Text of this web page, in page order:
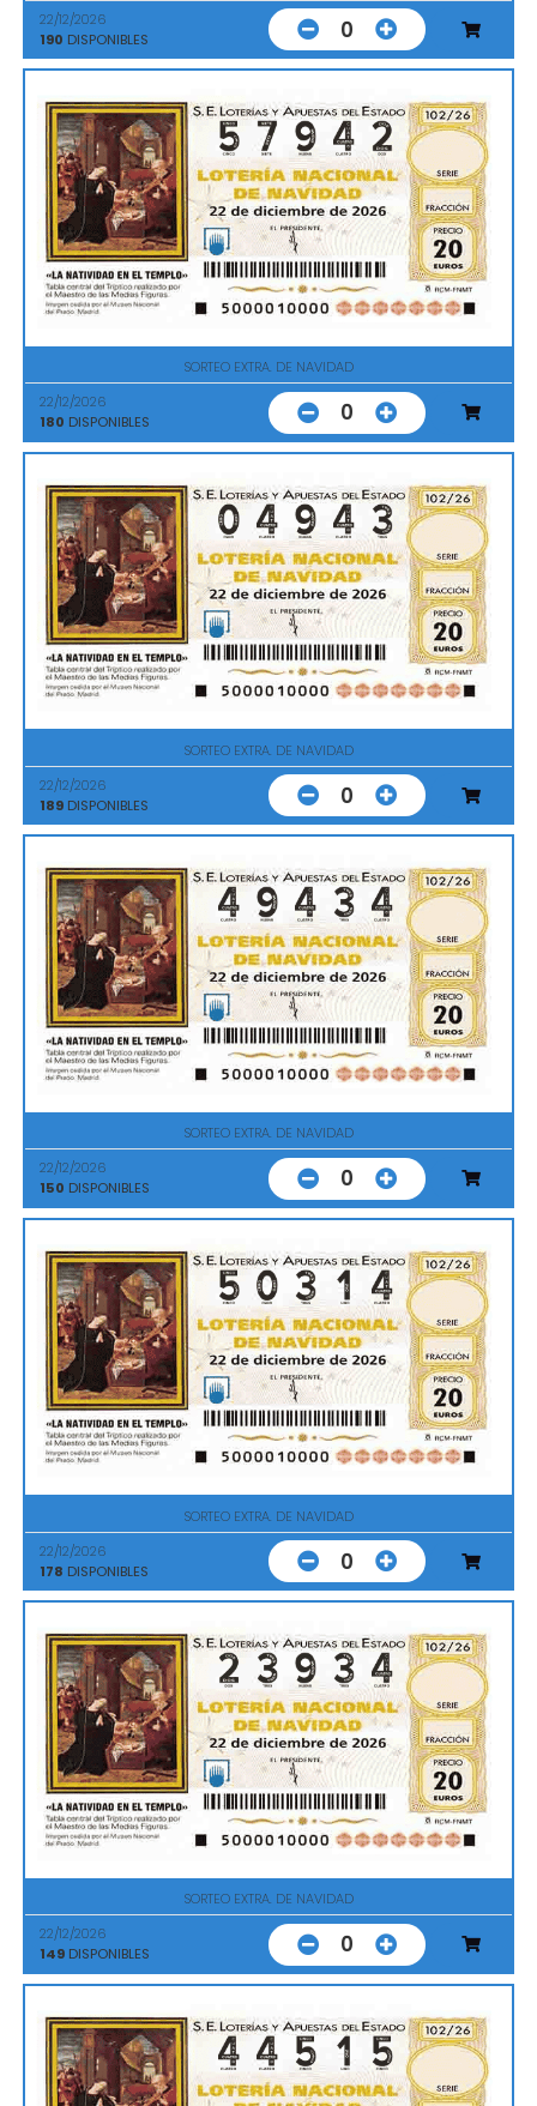
22/12/2026
190 DISPONIBLES 0
SORTEO EXTRA. DE NAVIDAD
22/12/2026
180 DISPONIBLES 0
SORTEO EXTRA. DE NAVIDAD
22/12/2026
189 DISPONIBLES 0
SORTEO EXTRA. DE NAVIDAD
22/12/2026
150 DISPONIBLES 0
SORTEO EXTRA. DE NAVIDAD
22/12/2026
178 DISPONIBLES 0
SORTEO EXTRA. DE NAVIDAD
22/12/2026
149 DISPONIBLES 0